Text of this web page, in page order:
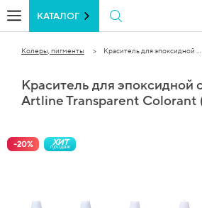
КАТАЛОГ
Колеры, пигменты Краситель для эпоксидной ...
Краситель для эпоксидной
Artline Transparent Colorant
-20% ХИТ
продаж